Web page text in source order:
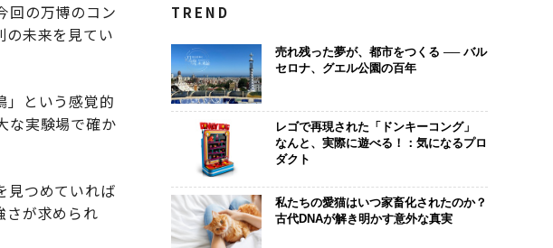
回の万博のコン
の未来を見てい
」という感覚的
な実験場で確か
見つめていれば
さが求められ
TREND
売れ残った夢が、都市をつくる ── バル
セロナ、グエル公園の百年
レゴで再現された「ドンキーコング」
なんと、実際に遊べる！：気になるプロ
ダクト
私たちの愛猫はいつ家畜化されたのか？
古代DNAが解き明かす意外な真実